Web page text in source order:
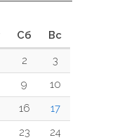
Сб Вс
2
3
9
10
16
17
23
24